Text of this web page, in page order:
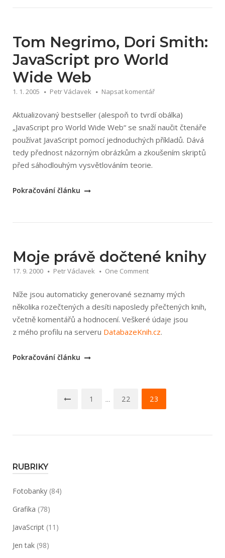
příklady
a
triky
pro
webů“
Tom Negrimo, Dori Smith:
JavaScript pro World
Wide Web
1. 1. 2005 Petr Václavek Napsat komentář
Aktualizovaný bestseller (alespoň to tvrdí obálka)
„JavaScript pro World Wide Web“ se snaží naučit čtenáře
používat JavaScript pomocí jednoduchých příkladů. Dává
tedy přednost názorným obrázkům a zkoušením skriptů
před sáhodlouhým vysvětlováním teorie.
„Tom
pro
Web“
Pokračování článku
Moje právě dočtené knihy
17. 9. 2000 Petr Václavek One Comment
Níže jsou automaticky generované seznamy mých
několika rozečtených a desíti naposledy přečtených knih,
včetně komentářů a hodnocení. Veškeré údaje jsou
z mého profilu na serveru DatabazeKnih.cz.
„Moje
Pokračování článku
Navigace
1 … 22 23
RUBRIKY
Fotobanky (84)
Grafika (78)
JavaScript (11)
Jen tak (98)